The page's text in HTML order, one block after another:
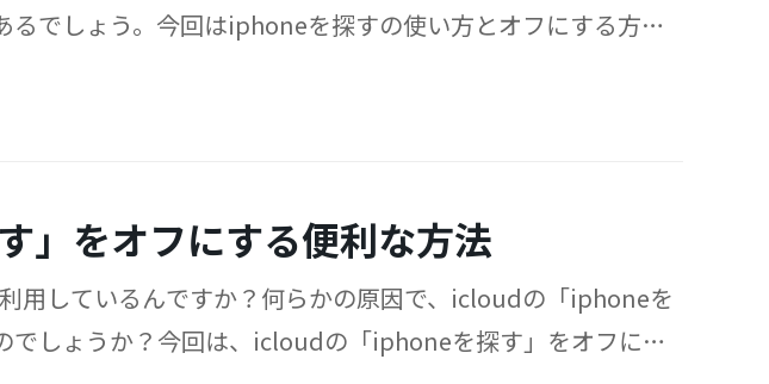
るでしょう。今回はiphoneを探すの使い方とオフにする方法
」をオフにする便利な方法
用しているんですか？何らかの原因で、icloudの「iphoneを
でしょうか？今回は、icloudの「iphoneを探す」をオフにす